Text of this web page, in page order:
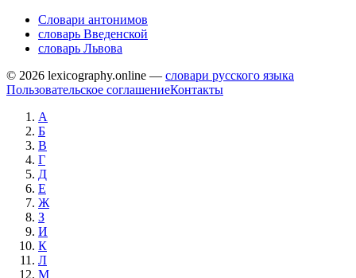
Словари антонимов
словарь Введенской
словарь Львова
© 2026 lexicography.online — словари русского языка
Пользовательское соглашениеКонтакты
А
Б
В
Г
Д
Е
Ж
З
И
К
Л
М